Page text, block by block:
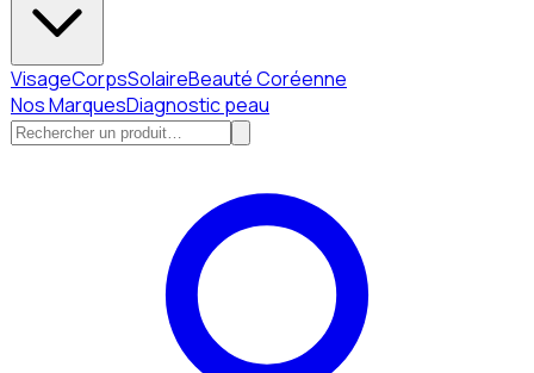
VisageCorpsSolaireBeauté Coréenne
Nos MarquesDiagnostic peau